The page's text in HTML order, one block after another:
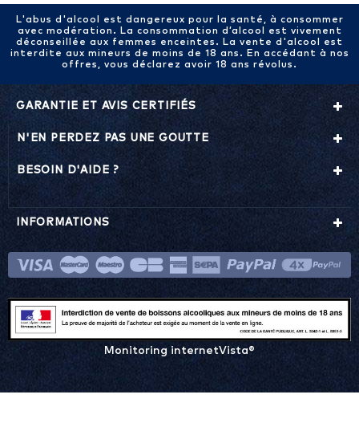
L'abus d'alcool est dangereux pour la santé, à consommer
avec modération. La consommation d’alcool est vivement
déconseillée aux femmes enceintes. La vente d'alcool est
interdite aux mineurs de moins de 18 ans. En accédant à nos
offres, vous déclarez avoir 18 ans révolus.
GARANTIE ET AVIS CERTIFIÉS
N'EN PERDEZ PAS UNE GOUTTE
BESOIN D'AIDE ?
INFORMATIONS
Monitoring internetVista®